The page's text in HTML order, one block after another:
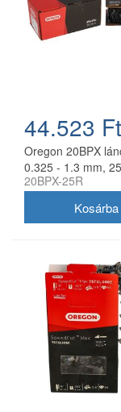
44.523 Ft
Oregon 20BPX
0.325 - 1.3 mm,
20BPX-25R